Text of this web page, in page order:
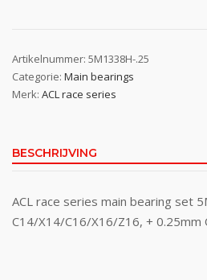
Artikelnummer: 5M1338H-.25
Categorie: Main bearings
Merk: ACL race series
BESCHRIJVING
ACL race series main bearing set
C14/X14/C16/X16/Z16, +